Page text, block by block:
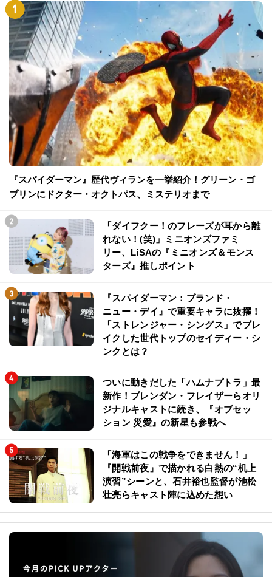
『スパイダーマン』歴代ヴィランを一挙紹介！グリーン・ゴ
ブリンにドクター・オクトパス、ミステリオまで
「ダイフクー！のフレーズが耳から離
れない！(笑)」ミニオンズファミ
リー、LiSAの『ミニオンズ＆モンス
ターズ』推しポイント
『スパイダーマン：ブランド・
ニュー・デイ』で重要キャラに抜擢！
「ストレンジャー・シングス」でブレ
イクした世代トップのセイディー・シ
ンクとは？
ついに動きだした「ハムナプトラ」最
新作！ブレンダン・フレイザーらオリ
ジナルキャストに続き、『オブセッ
ション 災愛』の新星も参戦へ
「海軍はこの戦争をできません！」
『開戦前夜』で描かれる白熱の“机上
演習”シーンと、石井裕也監督が池松
壮亮らキャスト陣に込めた想い